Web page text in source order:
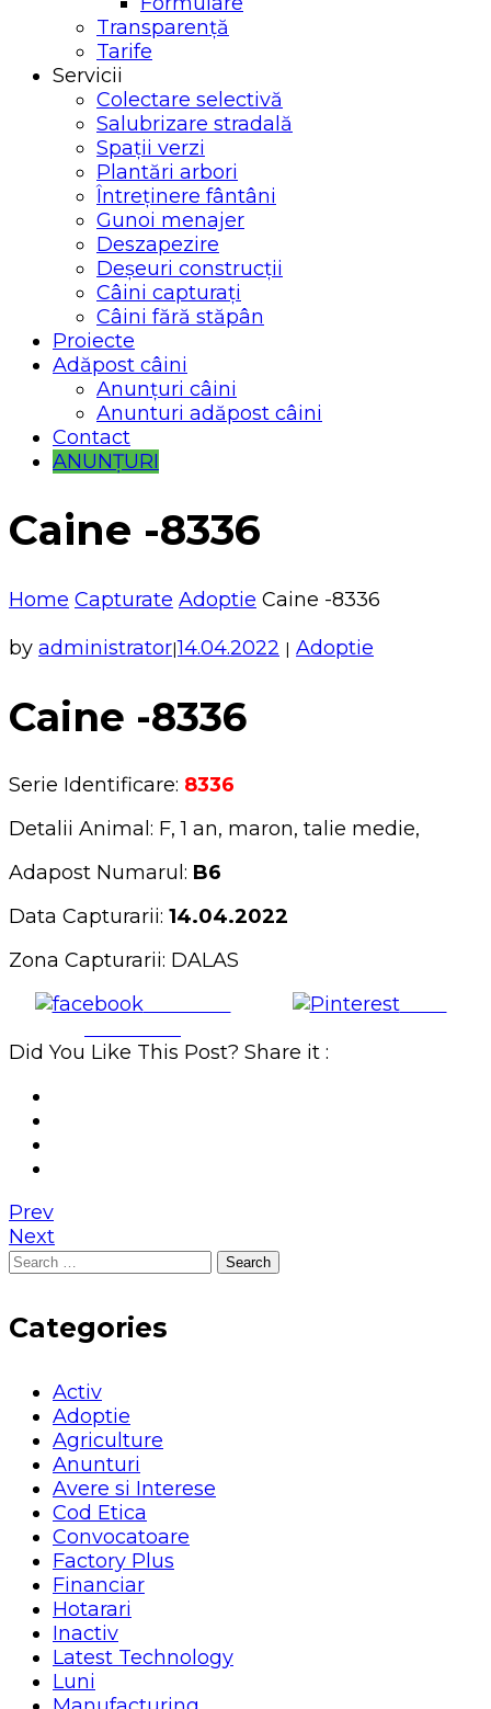
Transparență
Tarife
Servicii
Colectare selectivă
Salubrizare stradală
Spații verzi
Plantări arbori
Întreținere fântâni
Gunoi menajer
Deszapezire
Deșeuri construcții
Câini capturați
Câini fără stăpân
Proiecte
Adăpost câini
Anunțuri câini
Anunturi adăpost câini
Contact
ANUNȚURI
Caine -8336
Home Capturate Adoptie Caine -8336
by administrator|14.04.2022 | Adoptie
Caine -8336
Serie Identificare: 8336
Detalii Animal: F, 1 an, maron, talie medie,
Adapost Numarul: B6
Data Capturarii: 14.04.2022
Zona Capturarii: DALAS
Share on
Save
Did You Like This Post? Share it :
Prev
Next
Search
Categories
Activ
Adoptie
Agriculture
Anunturi
Avere si Interese
Cod Etica
Convocatoare
Factory Plus
Financiar
Hotarari
Inactiv
Latest Technology
Luni